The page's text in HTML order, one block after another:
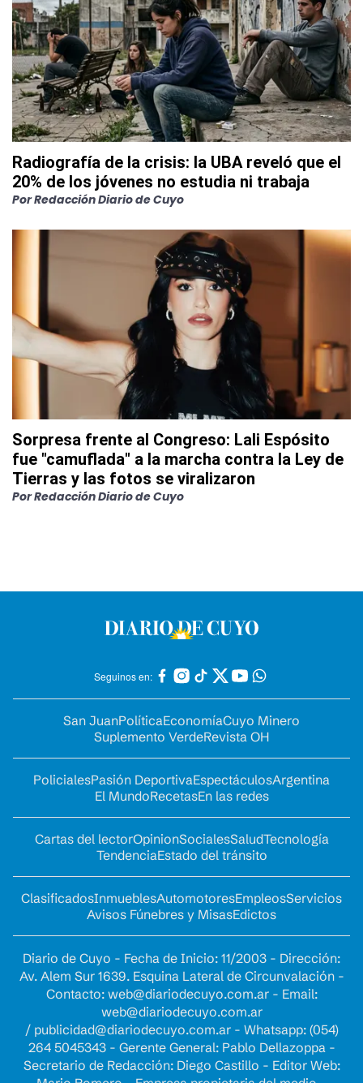
Radiografía de la crisis: la UBA reveló que el
20% de los jóvenes no estudia ni trabaja
PorRedacción Diario de Cuyo
Sorpresa frente al Congreso: Lali Espósito
fue "camuflada" a la marcha contra la Ley de
Tierras y las fotos se viralizaron
PorRedacción Diario de Cuyo
Seguinos en:
San JuanPolíticaEconomíaCuyo Minero
Suplemento VerdeRevista OH
PolicialesPasión DeportivaEspectáculosArgentina
El MundoRecetasEn las redes
Cartas del lectorOpinionSocialesSaludTecnología
TendenciaEstado del tránsito
ClasificadosInmueblesAutomotoresEmpleosServicios
Avisos Fúnebres y MisasEdictos
Diario de Cuyo - Fecha de Inicio: 11/2003 - Dirección:
Av. Alem Sur 1639. Esquina Lateral de Circunvalación -
Contacto: web@diariodecuyo.com.ar- Email:
web@diariodecuyo.com.ar
/ publicidad@diariodecuyo.com.ar- Whatsapp: (054)
264 5045343 - Gerente General: Pablo Dellazoppa -
Secretario de Redacción: Diego Castillo - Editor Web: